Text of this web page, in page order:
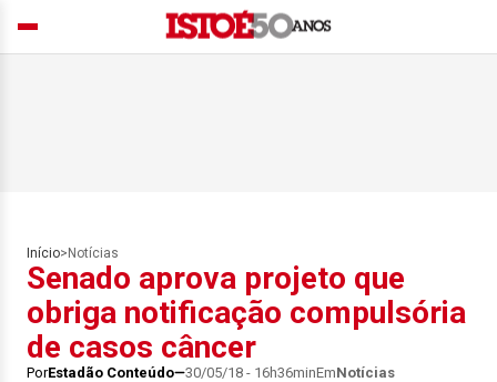
Início> Notícias
Senado aprova projeto que
obriga notificação compulsória
de casos câncer
PorEstadão Conteúdo 30/05/18 - 16h36minEmNotícias